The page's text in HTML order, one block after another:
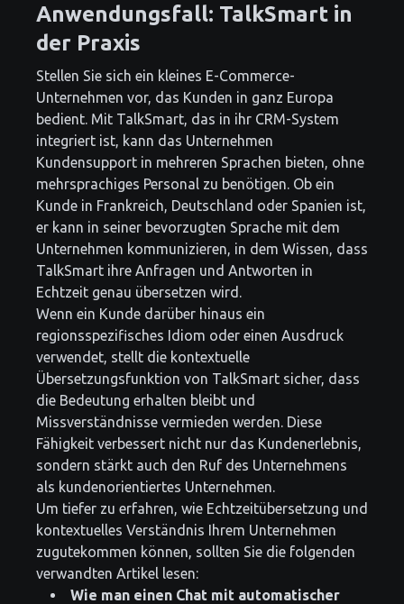
Anwendungsfall: TalkSmart in
der Praxis
Stellen Sie sich ein kleines E-Commerce-
Unternehmen vor, das Kunden in ganz Europa
bedient. Mit TalkSmart, das in ihr CRM-System
integriert ist, kann das Unternehmen
Kundensupport in mehreren Sprachen bieten, ohne
mehrsprachiges Personal zu benötigen. Ob ein
Kunde in Frankreich, Deutschland oder Spanien ist,
er kann in seiner bevorzugten Sprache mit dem
Unternehmen kommunizieren, in dem Wissen, dass
TalkSmart ihre Anfragen und Antworten in
Echtzeit genau übersetzen wird.
Wenn ein Kunde darüber hinaus ein
regionsspezifisches Idiom oder einen Ausdruck
verwendet, stellt die kontextuelle
Übersetzungsfunktion von TalkSmart sicher, dass
die Bedeutung erhalten bleibt und
Missverständnisse vermieden werden. Diese
Fähigkeit verbessert nicht nur das Kundenerlebnis,
sondern stärkt auch den Ruf des Unternehmens
als kundenorientiertes Unternehmen.
Um tiefer zu erfahren, wie Echtzeitübersetzung und
kontextuelles Verständnis Ihrem Unternehmen
zugutekommen können, sollten Sie die folgenden
verwandten Artikel lesen:
Wie man einen Chat mit automatischer